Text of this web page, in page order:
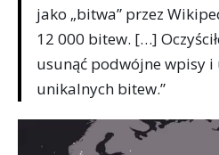
jako „bitwa” przez
12 000 bitew. […]
usunąć podwójne wpisy i
unikalnych bitew.”